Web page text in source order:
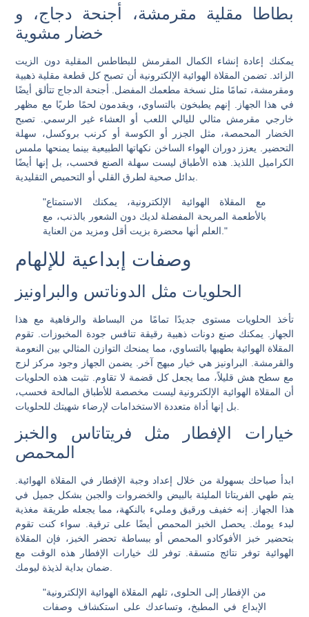
بطاطا مقلية مقرمشة، أجنحة دجاج، و
خضار مشوية
يمكنك إعادة إنشاء الكمال المقرمش للبطاطس المقلية دون الزيت
الزائد. تضمن المقلاة الهوائية الإلكترونية أن تصبح كل قطعة مقلية ذهبية
ومقرمشة، تمامًا مثل نسخة مطعمك المفضل. أجنحة الدجاج تتألق أيضًا
في هذا الجهاز. إنهم يطبخون بالتساوي، ويقدمون لحمًا طريًا مع مظهر
خارجي مقرمش مثالي لليالي اللعب أو العشاء غير الرسمي. تصبح
الخضار المحمصة، مثل الجزر أو الكوسة أو كرنب بروكسل، سهلة
التحضير. يعزز دوران الهواء الساخن نكهاتها الطبيعية بينما يمنحها ملمس
الكراميل اللذيذ. هذه الأطباق ليست سهلة الصنع فحسب، بل إنها أيضًا
بدائل صحية لطرق القلي أو التحميص التقليدية.
"مع المقلاة الهوائية الإلكترونية، يمكنك الاستمتاع
بالأطعمة المريحة المفضلة لديك دون الشعور بالذنب، مع
العلم أنها محضرة بزيت أقل ومزيد من العناية."
وصفات إبداعية للإلهام
الحلويات مثل الدوناتس والبراونيز
تأخذ الحلويات مستوى جديدًا تمامًا من البساطة والرفاهية مع هذا
الجهاز. يمكنك صنع دونات ذهبية رقيقة تنافس جودة المخبوزات. تقوم
المقلاة الهوائية بطهيها بالتساوي، مما يمنحك التوازن المثالي بين النعومة
والقرمشة. البراونيز هي خيار مبهج آخر. يضمن الجهاز وجود مركز لزج
مع سطح هش قليلاً، مما يجعل كل قضمة لا تقاوم. تثبت هذه الحلويات
أن المقلاة الهوائية الإلكترونية ليست مخصصة للأطباق المالحة فحسب،
خيارات الإفطار مثل فريتاتاس والخبز
المحمص
ابدأ صباحك بسهولة من خلال إعداد وجبة الإفطار في المقلاة الهوائية.
يتم طهي الفريتاتا المليئة بالبيض والخضروات والجبن بشكل جميل في
هذا الجهاز. إنه خفيف ورقيق ومليء بالنكهة، مما يجعله طريقة مغذية
لبدء يومك. يحصل الخبز المحمص أيضًا على ترقية. سواء كنت تقوم
بتحضير خبز الأفوكادو المحمص أو ببساطة تحضر الخبز، فإن المقلاة
الهوائية توفر نتائج متسقة. توفر لك خيارات الإفطار هذه الوقت مع
ضمان بداية لذيذة ليومك.
"من الإفطار إلى الحلوى، تلهم المقلاة الهوائية الإلكترونية
الإبداع في المطبخ، وتساعدك على استكشاف وصفات